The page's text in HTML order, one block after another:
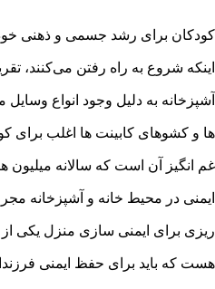
کودکان برای رشد جسمی و ذهنی
اینکه شروع به راه رفتن می‌کنند،
آشپزخانه به دلیل وجود انواع
ها و کشوهای کابینت ها اغلب برای
غم انگیز آن است که سالانه میلیون
ایمنی در محیط خانه و آشپزخانه
ریزی برای ایمنی سازی منزل یکی
هست که باید برای حفظ ایمنی